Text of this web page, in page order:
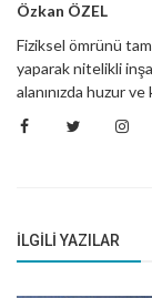
Özkan ÖZEL
Fiziksel ömrünü
yaparak nitelikli
alanınızda huzur
İLGILI YAZILAR